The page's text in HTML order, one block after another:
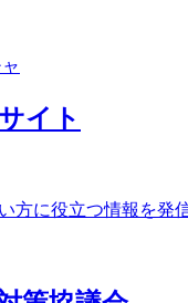
イト
に役立つ情報を発